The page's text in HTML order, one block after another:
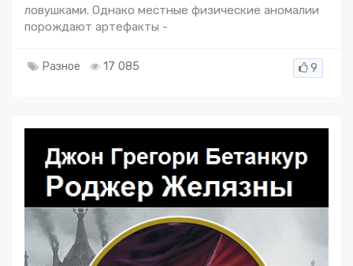
ловушками. Однако местные физические аномалии
порождают артефакты -
Разное 17 085 9